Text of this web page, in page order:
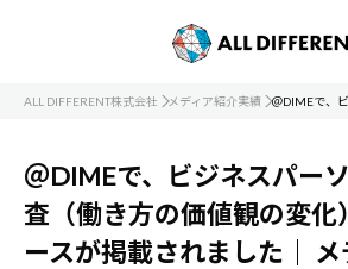
ALL DIFFERENT株式会社 メディア紹介実績 ＠DIMEで、
＠DIMEで、ビジネスパー
査（働き方の価値観の変化
ースが掲載されました｜